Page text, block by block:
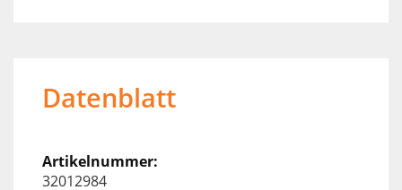
Datenblatt
32012984